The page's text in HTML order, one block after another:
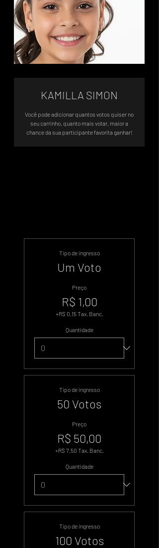
KAMILLA SIMON
Você pode adicionar quantos votos quiser no
seu carrinho, quanto mais votar, maior a
chance da sua participante favorita ganhar!
Tipo de ingresso
Um Voto
Preço
R$ 1,00
+R$ 0,15 Tax. Banc.
Quantidade
Tipo de ingresso
50 Votos
Preço
R$ 50,00
+R$ 7,50 Tax. Banc.
Quantidade
Tipo de ingresso
100 Votos